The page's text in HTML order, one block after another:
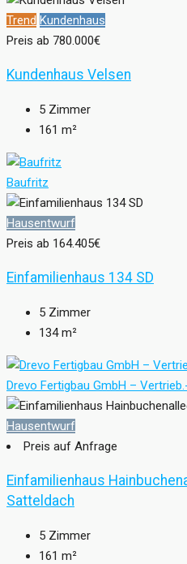
Trend Kundenhaus
Preis ab 780.000€
Kundenhaus Velsen
5 Zimmer
161 m²
Baufritz
Hausentwurf
Preis ab 164.405€
Einfamilienhaus 134 SD
5 Zimmer
134 m²
Drevo Fertigbau GmbH –
Hausentwurf
Preis auf Anfrage
Einfamilienhaus
Satteldach
5 Zimmer
161 m²